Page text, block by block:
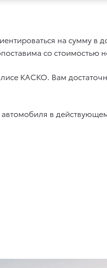
на сумму
со стоимостью
КАСКО. Вам
в